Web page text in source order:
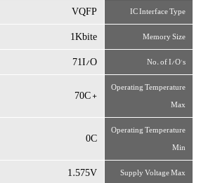
VQFP IC Interface Type
1Kbite Memory Size
71I/O No. of I/O's
+ 70C
Operating Temperature
Max
0C
Operating Temperature
Min
1.575V Supply Voltage Max